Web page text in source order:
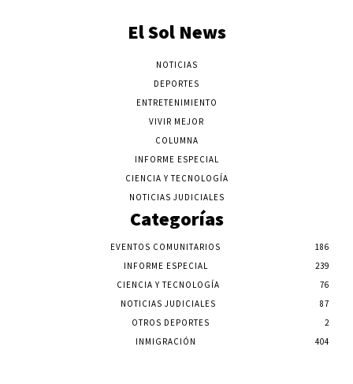
El Sol News
NOTICIAS
DEPORTES
ENTRETENIMIENTO
VIVIR MEJOR
COLUMNA
INFORME ESPECIAL
CIENCIA Y TECNOLOGÍA
NOTICIAS JUDICIALES
Categorías
EVENTOS COMUNITARIOS
186
INFORME ESPECIAL
239
CIENCIA Y TECNOLOGÍA
76
NOTICIAS JUDICIALES
87
OTROS DEPORTES
2
INMIGRACIÓN
404